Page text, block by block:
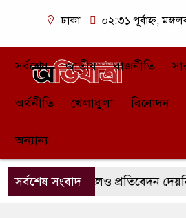
ঢাকা ০২:৩১ পূর্বাহ্ন,
সর্বশেষ জাতীয় রাজনীতি
অর্থনীতি খেলাধুলা বিনোদন
অন্যান্য
সর্বশেষ সংবাদ
শেষ হলেও প্রতিবেদন দেয়নি ইবির